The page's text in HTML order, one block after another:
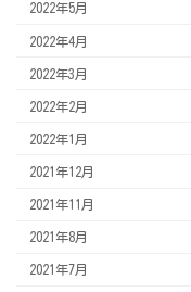
2022年5月
2022年4月
2022年3月
2022年2月
2022年1月
2021年12月
2021年11月
2021年8月
2021年7月